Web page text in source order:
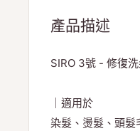
產品描述
SIRO 3號 - 修復
｜適用於
染髮、燙髮、頭髮